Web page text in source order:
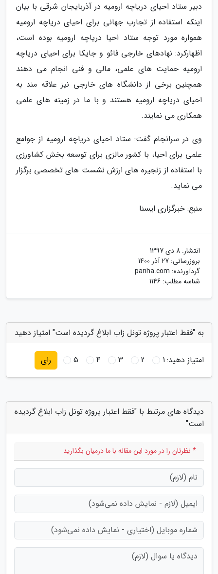
دبیر ستاد احیای دریاچه ارومیه در آذربایجان شرقی با بیان
اینکه استفاده از تجارب جهانی برای احیای دریاچه ارومیه
همواره مورد توجه ستاد احیا دریاچه ارومیه بوده است،
اظهارکرد: نهادهای خارجی فائو و جایکا برای احیای دریاچه
ارومیه حمایت های علمی، مالی و فنی انجام می دهند
همچنین برخی از دانشگاه های خارجی نیز علاقه مند به
احیای دریاچه ارومیه هستند و با ما در زمینه های علمی
همکاری می نمایند.
وی در سرانجام گفت: ستاد احیای دریاچه ارومیه از جوامع
علمی برای احیا، با کشور مالزی برای توسعه بخش کشاورزی
با استفاده از زنجیره های ارزش نشست های تخصصی برگزار
می نماید.
منبع: خبرگزاری ایسنا
انتشار: 8 دی 1397
بروزرسانی: 27 آذر 1400
گردآورنده: pariha.com
شناسه مطلب: 1146
به "فقط اعتبار پروژه تونل زاب ابلاغ گردیده است" امتیاز دهید
امتیاز دهید:1
2
3
4
5 رای
دیدگاه های مرتبط با "فقط اعتبار پروژه تونل زاب ابلاغ گردیده
است"
* نظرتان را در مورد این مقاله با ما درمیان بگذارید